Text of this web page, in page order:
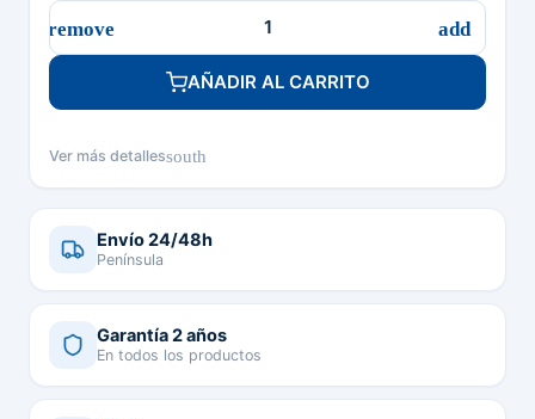
AÑADIR AL CARRITO
Ver más detallessouth
Envío 24/48h
Península
Garantía 2 años
En todos los productos